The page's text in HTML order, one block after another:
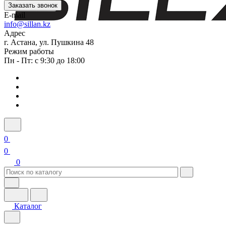
Заказать звонок
E-mail
info@sillan.kz
Адрес
г. Астана, ул. Пушкина 48
Режим работы
Пн - Пт: с 9:30 до 18:00
0
0
0
Каталог